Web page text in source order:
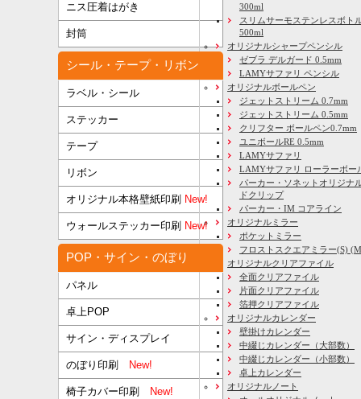
ニス圧着はがき
封筒
シール・テープ・リボン
ラベル・シール
ステッカー
テープ
リボン
オリジナル本格壁紙印刷 New!
ウォールステッカー印刷 New!
POP・サイン・のぼり
パネル
卓上POP
サイン・ディスプレイ
のぼり印刷 New!
椅子カバー印刷 New!
300ml
スリムサーモステンレスボト
500ml
オリジナルシャープペンシル
ゼブラ デルガード 0.5mm
LAMYサファリ ペンシル
オリジナルボールペン
ジェットストリーム 0.7mm
ジェットストリーム 0.5mm
クリフター ボールペン0.7mm
ユニボールRE 0.5mm
LAMYサファリ
LAMYサファリ ローラーボー
パーカー・ソネットオリジナ
ドクリップ
パーカー・IM コアライン
オリジナルミラー
ポケットミラー
フロストスクエアミラー(S)
オリジナルクリアファイル
全面クリアファイル
片面クリアファイル
箔押クリアファイル
オリジナルカレンダー
壁掛けカレンダー
中綴じカレンダー（大部数）
中綴じカレンダー（小部数）
卓上カレンダー
オリジナルノート